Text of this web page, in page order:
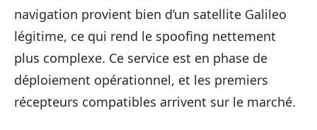
navigation provient bien d’un satellite Galileo
légitime, ce qui rend le spoofing nettement
plus complexe. Ce service est en phase de
déploiement opérationnel, et les premiers
récepteurs compatibles arrivent sur le marché.